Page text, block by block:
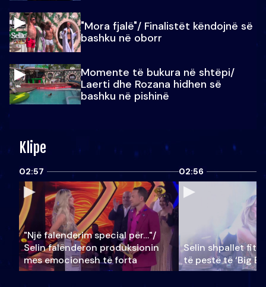
"Mora fjalë"/ Finalistët këndojnë së
bashku në oborr
Momente të bukura në shtëpi/
Laerti dhe Rozana hidhen së
bashku në pishinë
Klipe
02:57
"Një falenderim special për…"/
Selin falënderon produksionin
mes emocionesh të forta
02:56
Selin shpallet
të pestë të ‘Big